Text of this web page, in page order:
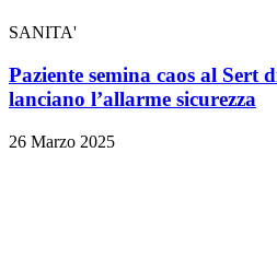
SANITA'
Paziente semina caos al Sert
lanciano l’allarme sicurezza
26 Marzo 2025